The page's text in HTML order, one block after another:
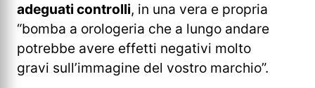
adeguati controlli, in una vera e propria
“bomba a orologeria che a lungo andare
potrebbe avere effetti negativi molto
gravi sull’immagine del vostro marchio”.